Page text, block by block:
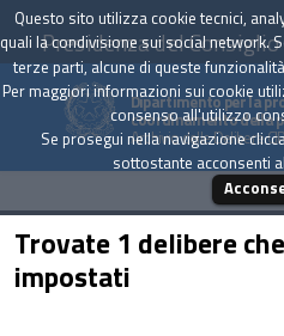
Presidenza del
Dipartimento per la
coordinamento della
Archivio delle Delibere
Trovate 1 delibere
impostati
Questo sito utilizza cookie tecnici,
quali la condivisione sui social network.
terze parti, alcune di queste
Per maggiori informazioni sui cookie
consenso all'utilizzo
Se prosegui nella navigazione
sottostante acconsenti